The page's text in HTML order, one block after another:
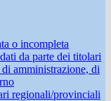
o incompleta
da parte dei titolari
amministrazione, di
regionali/provinciali